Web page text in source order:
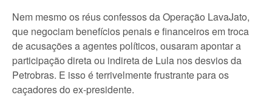
Nem mesmo os réus confessos da Operação LavaJato,
que negociam benefícios penais e financeiros em troca
de acusações a agentes políticos, ousaram apontar a
participação direta ou indireta de Lula nos desvios da
Petrobras. E isso é terrivelmente frustrante para os
caçadores do ex-presidente.